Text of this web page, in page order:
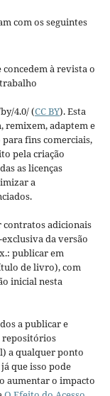
com os seguintes
à revista o
4.0/ (CC BY). Esta
remixem, adaptem e
fins comerciais,
pela criação
as licenças
a
contratos adicionais
da versão
publicar em
de livro), com
inicial nesta
a publicar e
repositórios
a qualquer ponto
que isso pode
aumentar o impacto